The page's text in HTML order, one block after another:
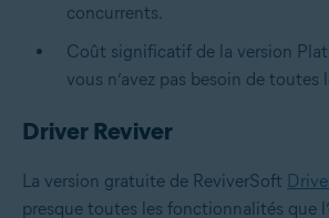
concurrents.
Coût significatif de la version
vous n’avez pas besoin de toutes
Driver Reviver
La version gratuite de ReviverSoft
presque toutes les fonctionnalités que